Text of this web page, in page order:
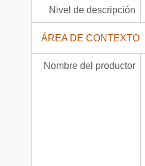
Nivel de descripción
ÁREA DE CONTEXTO
Nombre del productor